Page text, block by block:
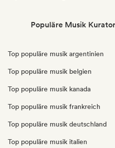
Populäre Musik
Top populäre musik argentinien
Top populäre musik belgien
Top populäre musik kanada
Top populäre musik frankreich
Top populäre musik deutschland
Top populäre musik italien